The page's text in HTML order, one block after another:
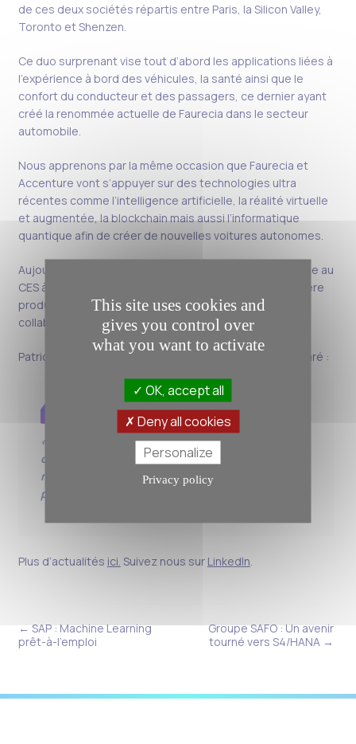
de ces deux sociétés répartis entre Paris, la Silicon Valley,
Toronto et Shenzen.
Ce duo surprenant vise tout d’abord les applications liées à
l’expérience à bord des véhicules, la santé ainsi que le
confort du conducteur et des passagers, ce dernier ayant
créé la renommée actuelle de Faurecia dans le secteur
automobile.
Nous apprenons par la même occasion que Faurecia et
Accenture vont s’appuyer sur des technologies ultra
récentes comme l’intelligence artificielle, la réalité virtuelle
et augmentée, la blockchain mais aussi l’informatique
quantique afin de créer de nouvelles voitures autonomes.
Aujourd’hui, lundi 8 janvier, le duo va tenir une conférence au
CES à Las Vegas et dévoiler selon Les Echos leur première
production, un « cockpit intelligent » développé en
collaboration avec Amazon.
Patrick Koller, directeur général de Faurecia a ainsi déclaré :
« Nous allons accélérer notre transformation
opérationnelle et développer de nouveaux
modèles économiques et expériences utilisateur
pour le cockpit du futur. »
Plus d’actualités ici. Suivez nous sur LinkedIn
← SAP : Machine Learning
prêt-à-l’emploi
Groupe SAFO : Un avenir
tourné vers S4/HANA →
This site uses cookies and
gives you control over
what you want to activate
OK, accept all
Deny all cookies
Personalize
Privacy policy